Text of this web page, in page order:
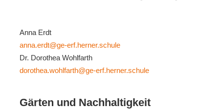
Anna Erdt
anna.erdt@ge-erf.herner.schule
Dr. Dorothea Wohlfarth
dorothea.wohlfarth@ge-erf.herner.schule
Gärten und Nachhaltigkeit